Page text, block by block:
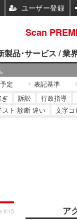
製品･サービス / 業
定 表記基準
訴訟 行政指導
スト 診断 違い 文字コ
8:15 ア
Scan
ユーザー登録